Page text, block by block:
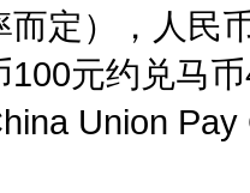
而定），人
100元约兑马
Union